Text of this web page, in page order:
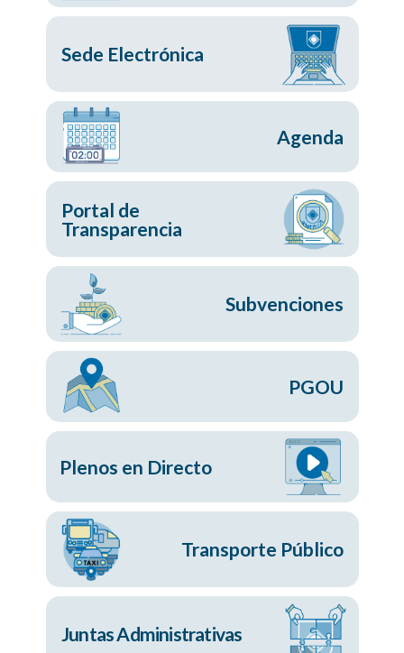
Sede Electrónica
Agenda
Portal de
Transparencia
Subvenciones
PGOU
Plenos en Directo
Transporte Público
Juntas Administrativas